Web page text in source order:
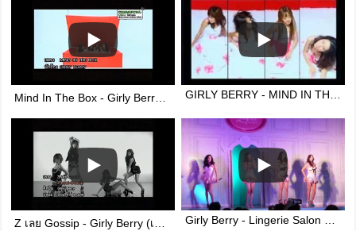
Mind In The Box - Girly Berry (เกิร์ลลี่ เบอร์รี่) GIRLY BERRY - MIND IN THE BOX (OFFICIAL MUSIC VIDEO)
Z เลย Gossip - Girly Berry (เกิร์ลลี่ เบอร์รี่) Girly Berry - Lingerie Salon 24-02-12[4]